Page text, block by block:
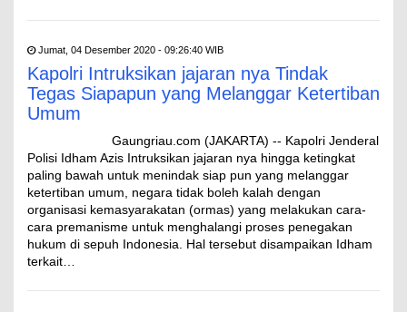
Jumat, 04 Desember 2020 - 09:26:40 WIB
Kapolri Intruksikan jajaran nya Tindak
Tegas Siapapun yang Melanggar Ketertiban
Umum
Gaungriau.com (JAKARTA) -- Kapolri Jenderal
Polisi Idham Azis Intruksikan jajaran nya hingga ketingkat
paling bawah untuk menindak siap pun yang melanggar
ketertiban umum, negara tidak boleh kalah dengan
organisasi kemasyarakatan (ormas) yang melakukan cara-
cara premanisme untuk menghalangi proses penegakan
hukum di sepuh Indonesia. Hal tersebut disampaikan Idham
terkait…